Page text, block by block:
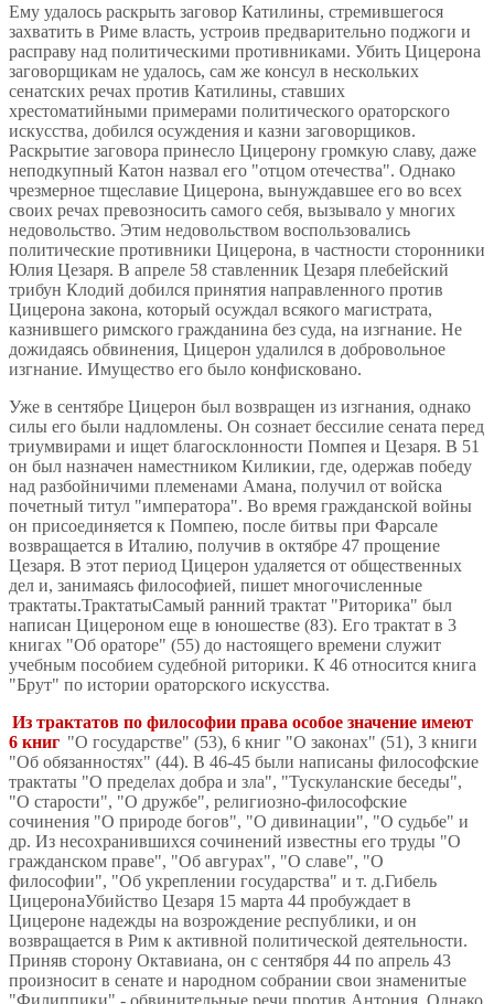
Ему удалось раскрыть заговор Катилины, стремившегося
захватить в Риме власть, устроив предварительно поджоги и
расправу над политическими противниками. Убить Цицерона
заговорщикам не удалось, сам же консул в нескольких
сенатских речах против Катилины, ставших
хрестоматийными примерами политического ораторского
искусства, добился осуждения и казни заговорщиков.
Раскрытие заговора принесло Цицерону громкую славу, даже
неподкупный Катон назвал его "отцом отечества". Однако
чрезмерное тщеславие Цицерона, вынуждавшее его во всех
своих речах превозносить самого себя, вызывало у многих
недовольство. Этим недовольством воспользовались
политические противники Цицерона, в частности сторонники
Юлия Цезаря. В апреле 58 ставленник Цезаря плебейский
трибун Клодий добился принятия направленного против
Цицерона закона, который осуждал всякого магистрата,
казнившего римского гражданина без суда, на изгнание. Не
дожидаясь обвинения, Цицерон удалился в добровольное
изгнание. Имущество его было конфисковано.
Уже в сентябре Цицерон был возвращен из изгнания, однако
силы его были надломлены. Он сознает бессилие сената перед
триумвирами и ищет благосклонности Помпея и Цезаря. В 51
он был назначен наместником Киликии, где, одержав победу
над разбойничими племенами Амана, получил от войска
почетный титул "императора". Во время гражданской войны
он присоединяется к Помпею, после битвы при Фарсале
возвращается в Италию, получив в октябре 47 прощение
Цезаря. В этот период Цицерон удаляется от общественных
дел и, занимаясь философией, пишет многочисленные
трактаты.ТрактатыСамый ранний трактат "Риторика" был
написан Цицероном еще в юношестве (83). Его трактат в 3
книгах "Об ораторе" (55) до настоящего времени служит
учебным пособием судебной риторики. К 46 относится книга
"Брут" по истории ораторского искусства.
Из трактатов по философии права особое значение имеют
6 книг "О государстве" (53), 6 книг "О законах" (51), 3 книги
"Об обязанностях" (44). В 46-45 были написаны философские
трактаты "О пределах добра и зла", "Тускуланские беседы",
"О старости", "О дружбе", религиозно-философские
сочинения "О природе богов", "О дивинации", "О судьбе" и
др. Из несохранившихся сочинений известны его труды "О
гражданском праве", "Об авгурах", "О славе", "О
философии", "Об укреплении государства" и т. д.Гибель
ЦицеронаУбийство Цезаря 15 марта 44 пробуждает в
Цицероне надежды на возрождение республики, и он
возвращается в Рим к активной политической деятельности.
Приняв сторону Октавиана, он с сентября 44 по апрель 43
произносит в сенате и народном собрании свои знаменитые
"Филиппики" - обвинительные речи против Антония. Однако